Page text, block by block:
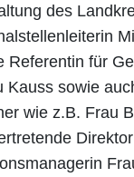
des
Referentin für
Kauss sowie
wie z.B. Frau